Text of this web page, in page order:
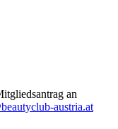
an
austria.at